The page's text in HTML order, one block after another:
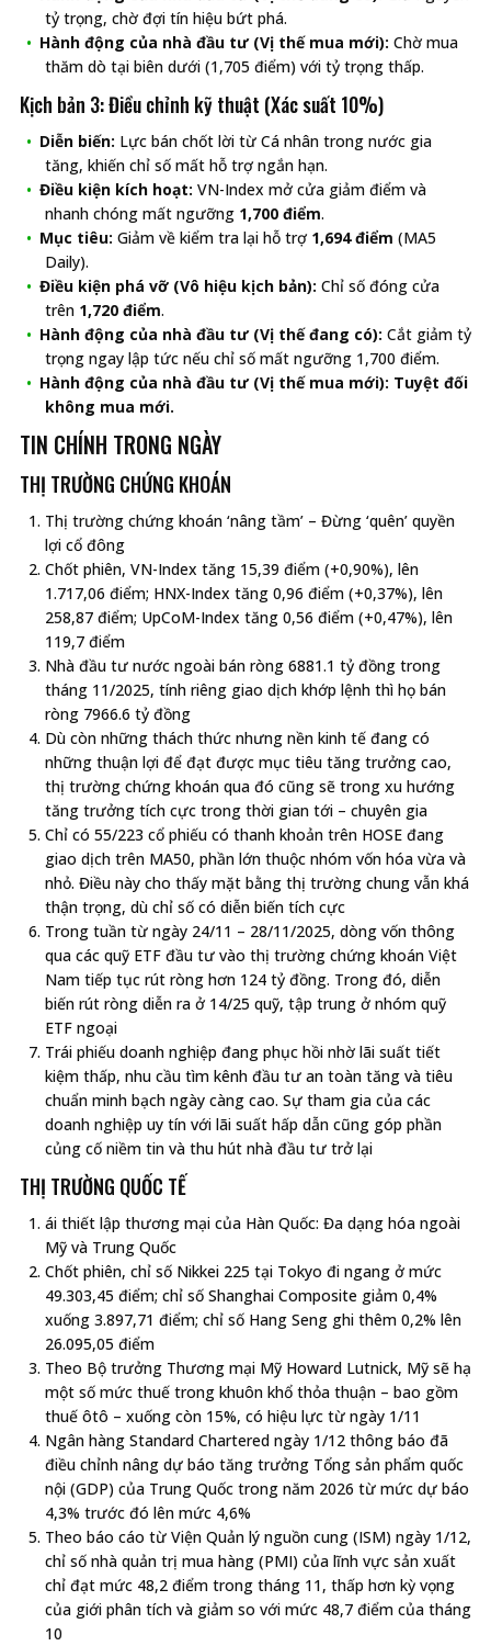
tỷ trọng, chờ đợi tín hiệu bứt phá.
Hành động của nhà đầu tư (Vị thế mua mới): Chờ mua
thăm dò tại biên dưới (1,705 điểm) với tỷ trọng thấp.
Kịch bản 3: Điều chỉnh kỹ thuật (Xác suất 10%)
Diễn biến: Lực bán chốt lời từ Cá nhân trong nước gia
tăng, khiến chỉ số mất hỗ trợ ngắn hạn.
Điều kiện kích hoạt: VN-Index mở cửa giảm điểm và
nhanh chóng mất ngưỡng 1,700 điểm.
Mục tiêu: Giảm về kiểm tra lại hỗ trợ 1,694 điểm (MA5
Daily).
Điều kiện phá vỡ (Vô hiệu kịch bản): Chỉ số đóng cửa
trên 1,720 điểm.
Hành động của nhà đầu tư (Vị thế đang có): Cắt giảm tỷ
trọng ngay lập tức nếu chỉ số mất ngưỡng 1,700 điểm.
Hành động của nhà đầu tư (Vị thế mua mới): Tuyệt đối
không mua mới.
TIN CHÍNH TRONG NGÀY
THỊ TRƯỜNG CHỨNG KHOÁN
Thị trường chứng khoán ‘nâng tầm’ – Đừng ‘quên’ quyền
lợi cổ đông
Chốt phiên, VN-Index tăng 15,39 điểm (+0,90%), lên
1.717,06 điểm; HNX-Index tăng 0,96 điểm (+0,37%), lên
258,87 điểm; UpCoM-Index tăng 0,56 điểm (+0,47%), lên
119,7 điểm
Nhà đầu tư nước ngoài bán ròng 6881.1 tỷ đồng trong
tháng 11/2025, tính riêng giao dịch khớp lệnh thì họ bán
ròng 7966.6 tỷ đồng
Dù còn những thách thức nhưng nền kinh tế đang có
những thuận lợi để đạt được mục tiêu tăng trưởng cao,
thị trường chứng khoán qua đó cũng sẽ trong xu hướng
tăng trưởng tích cực trong thời gian tới – chuyên gia
Chỉ có 55/223 cổ phiếu có thanh khoản trên HOSE đang
giao dịch trên MA50, phần lớn thuộc nhóm vốn hóa vừa và
nhỏ. Điều này cho thấy mặt bằng thị trường chung vẫn khá
thận trọng, dù chỉ số có diễn biến tích cực
Trong tuần từ ngày 24/11 – 28/11/2025, dòng vốn thông
qua các quỹ ETF đầu tư vào thị trường chứng khoán Việt
Nam tiếp tục rút ròng hơn 124 tỷ đồng. Trong đó, diễn
biến rút ròng diễn ra ở 14/25 quỹ, tập trung ở nhóm quỹ
ETF ngoại
Trái phiếu doanh nghiệp đang phục hồi nhờ lãi suất tiết
kiệm thấp, nhu cầu tìm kênh đầu tư an toàn tăng và tiêu
chuẩn minh bạch ngày càng cao. Sự tham gia của các
doanh nghiệp uy tín với lãi suất hấp dẫn cũng góp phần
củng cố niềm tin và thu hút nhà đầu tư trở lại
THỊ TRƯỜNG QUỐC TẾ
ái thiết lập thương mại của Hàn Quốc: Đa dạng hóa ngoài
Mỹ và Trung Quốc
Chốt phiên, chỉ số Nikkei 225 tại Tokyo đi ngang ở mức
49.303,45 điểm; chỉ số Shanghai Composite giảm 0,4%
xuống 3.897,71 điểm; chỉ số Hang Seng ghi thêm 0,2% lên
26.095,05 điểm
Theo Bộ trưởng Thương mại Mỹ Howard Lutnick, Mỹ sẽ hạ
một số mức thuế trong khuôn khổ thỏa thuận – bao gồm
thuế ôtô – xuống còn 15%, có hiệu lực từ ngày 1/11
Ngân hàng Standard Chartered ngày 1/12 thông báo đã
điều chỉnh nâng dự báo tăng trưởng Tổng sản phẩm quốc
nội (GDP) của Trung Quốc trong năm 2026 từ mức dự báo
4,3% trước đó lên mức 4,6%
Theo báo cáo từ Viện Quản lý nguồn cung (ISM) ngày 1/12,
chỉ số nhà quản trị mua hàng (PMI) của lĩnh vực sản xuất
chỉ đạt mức 48,2 điểm trong tháng 11, thấp hơn kỳ vọng
của giới phân tích và giảm so với mức 48,7 điểm của tháng
10